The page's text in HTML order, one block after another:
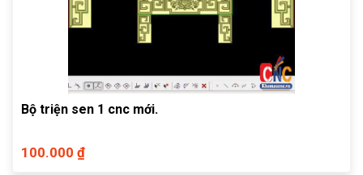
Bộ triện sen 1 cnc mới.
100.000 ₫